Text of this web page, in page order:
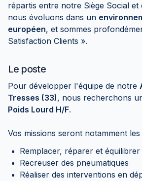
répartis entre notre Siège Social et
nous évoluons dans un
européen, et sommes
Satisfaction Clients ».
Le poste
Pour développer l'équipe de notre
Tresses (33), nous recherchons
Poids Lourd H/F.
Vos missions seront notamment les
Remplacer, réparer et équilibrer
Recreuser des pneumatiques
Réaliser des interventions en